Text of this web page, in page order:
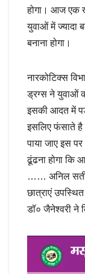
होगा। आज एक
युवाओं में ज्यादा
बनाना होगा।
नारकोटिक्स
ड्रग्स ने युवाओं
इसकी आदत में
इसलिए फंसाते है
पाया जाए इस
ढूंढना होगा कि
…… अनिल सती
छात्राएं
डॉ० जैनेश्वरी ने